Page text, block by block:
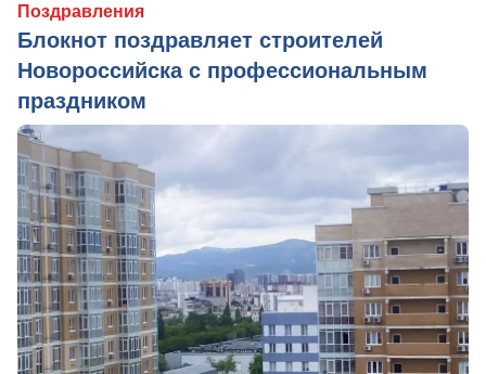
Поздравления
Блокнот поздравляет строителей
Новороссийска с профессиональным
праздником